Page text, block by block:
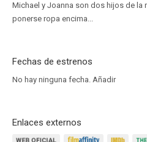
Michael y Joanna son dos hijos de la
ponerse ropa encima...
Fechas de estrenos
No hay ninguna fecha. Añadir
Enlaces externos